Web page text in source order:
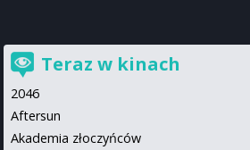
Teraz w kinach
2046
Aftersun
Akademia złoczyńców